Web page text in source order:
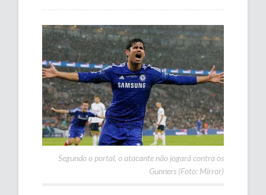
Segundo o portal, o atacante não jogará contra os
Gunners (Foto: Mirror)